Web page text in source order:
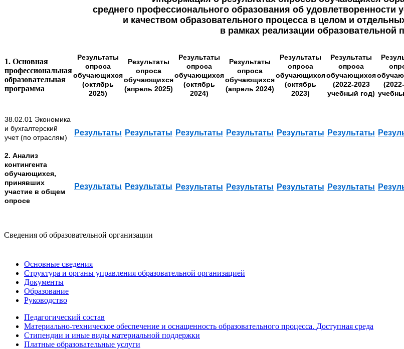
среднего профессионального образования об удовлетворенности
и качеством образовательного процесса в целом и
в рамках реализации образовательной
1. Основная
профессиональная
образовательная
программа
Результаты
опроса
обучающихся
(октябрь
2025)
Результаты
опроса
обучающихся
(апрель 2025)
Результаты
опроса
обучающихся
(октябрь
2024)
Результаты
опроса
обучающихся
(апрель 2024)
Результаты
опроса
обучающихся
(октябрь
2023)
Результаты
опроса
обучающихся
(2022-2023
учебный год)
38.02.01 Экономика
и бухгалтерский
учет (по отраслям)
Результаты Результаты Результаты Результаты Результаты Результаты
2. Анализ
контингента
обучающихся,
принявших
участие в общем
опросе
Результаты Результаты Результаты Результаты Результаты Результаты
Сведения об образовательной организации
Основные сведения
Структура и органы управления образовательной организацией
Документы
Образование
Руководство
Педагогический состав
Материально-техническое обеспечение и оснащенность образовательного процесса. Доступная среда
Стипендии и иные виды материальной поддержки
Платные образовательные услуги